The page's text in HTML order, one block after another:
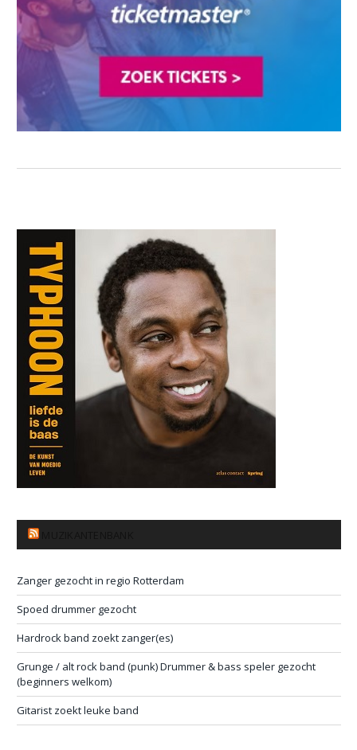
Zanger gezocht in regio Rotterdam
Spoed drummer gezocht
Hardrock band zoekt zanger(es)
Grunge / alt rock band (punk) Drummer & bass speler gezocht
(beginners welkom)
Gitarist zoekt leuke band